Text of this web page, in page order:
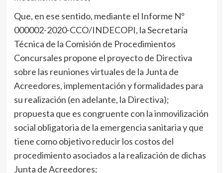
Que, en ese sentido, mediante el Informe Nº
000002-2020-CCO/INDECOPI, la Secretaría
Técnica de la Comisión de Procedimientos
Concursales propone el proyecto de Directiva
sobre las reuniones virtuales de la Junta de
Acreedores, implementación y formalidades para
su realización (en adelante, la Directiva);
propuesta que es congruente con la inmovilización
social obligatoria de la emergencia sanitaria y que
tiene como objetivo reducir los costos del
procedimiento asociados a la realización de dichas
Junta de Acreedores;